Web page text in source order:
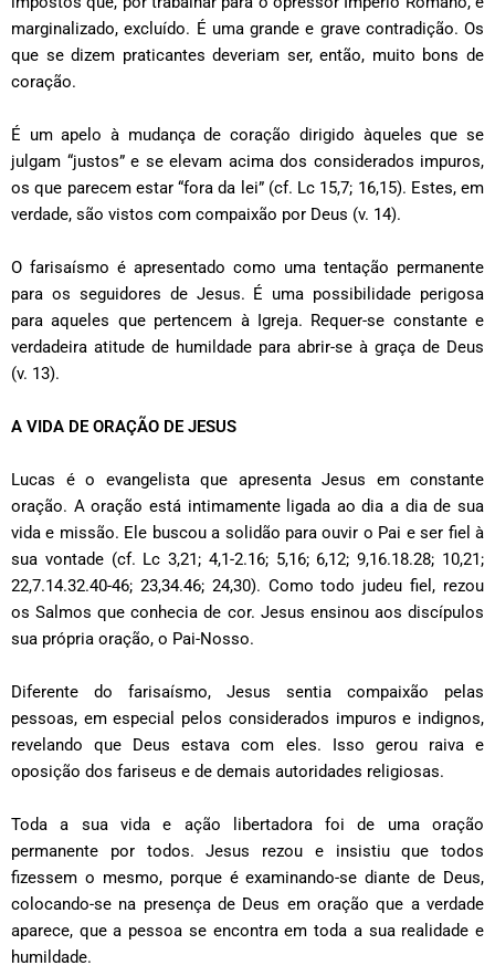
marginalizado, excluído. É uma grande e grave contradição. Os
que se dizem praticantes deveriam ser, então, muito bons de
coração.
É um apelo à mudança de coração dirigido àqueles que se
julgam “justos” e se elevam acima dos considerados impuros,
os que parecem estar “fora da lei” (cf. Lc 15,7; 16,15). Estes, em
verdade, são vistos com compaixão por Deus (v. 14).
O farisaísmo é apresentado como uma tentação permanente
para os seguidores de Jesus. É uma possibilidade perigosa
para aqueles que pertencem à Igreja. Requer-se constante e
verdadeira atitude de humildade para abrir-se à graça de Deus
(v. 13).
A VIDA DE ORAÇÃO DE JESUS
Lucas é o evangelista que apresenta Jesus em constante
oração. A oração está intimamente ligada ao dia a dia de sua
vida e missão. Ele buscou a solidão para ouvir o Pai e ser fiel à
sua vontade (cf. Lc 3,21; 4,1-2.16; 5,16; 6,12; 9,16.18.28; 10,21;
22,7.14.32.40-46; 23,34.46; 24,30). Como todo judeu fiel, rezou
os Salmos que conhecia de cor. Jesus ensinou aos discípulos
sua própria oração, o Pai-Nosso.
Diferente do farisaísmo, Jesus sentia compaixão pelas
pessoas, em especial pelos considerados impuros e indignos,
revelando que Deus estava com eles. Isso gerou raiva e
oposição dos fariseus e de demais autoridades religiosas.
Toda a sua vida e ação libertadora foi de uma oração
permanente por todos. Jesus rezou e insistiu que todos
fizessem o mesmo, porque é examinando-se diante de Deus,
colocando-se na presença de Deus em oração que a verdade
aparece, que a pessoa se encontra em toda a sua realidade e
humildade.